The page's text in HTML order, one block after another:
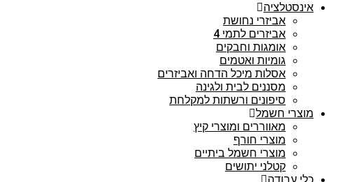
אינסטלציה
אביזרי נחושת
אביזרים לתמי 4
אומגות וחבקים
גומיות ואטמים
אסלות מיכל הדחה ואביזרים
מסננים לבית ולגינה
סיפונים ורשתות למקלחת
מוצרי חשמל
מאווררים ומוצרי קיץ
מוצרי חורף
מוצרי חשמל ביתיים
קטלני יתושים